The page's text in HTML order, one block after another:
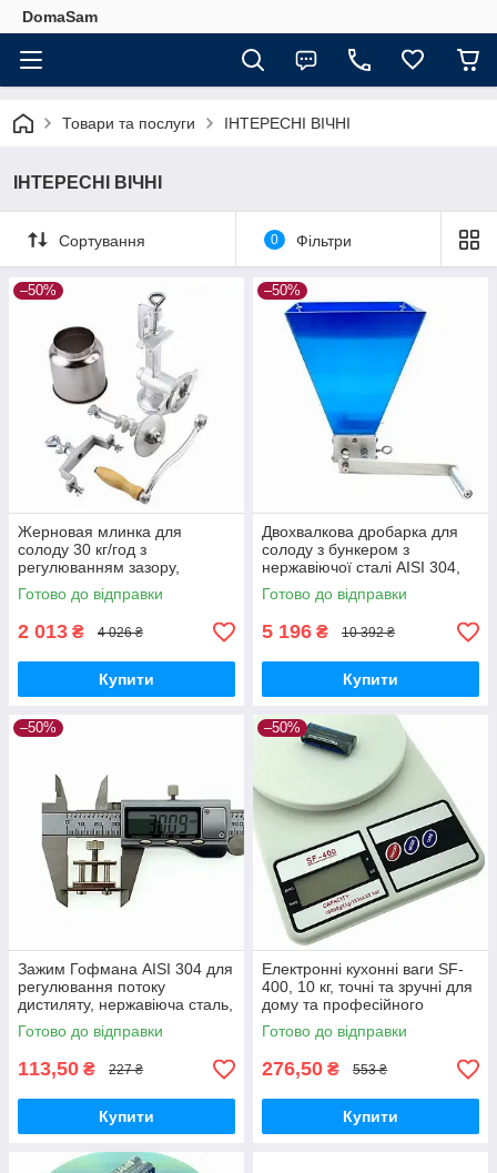
DomaSam
Товари та послуги ІНТЕРЕСНІ ВІЧНІ
ІНТЕРЕСНІ ВІЧНІ
Сортування 0 Фільтри
–50%
Жерновая млинка для
солоду 30 кг/год з
регулюванням зазору,
чавунна, ідеальна для
домашнього пивоваріння
Готово до відправки
2 013 ₴ 4 026 ₴
Купити
–50%
Двохвалкова дробарка для
солоду з бункером з
нержавіючої сталі AISI 304,
регульована, компактна
Готово до відправки
5 196 ₴ 10 392 ₴
Купити
–50%
Зажим Гофмана AISI 304 для
регулювання потоку
дистиляту, нержавіюча сталь,
висока якість, 100% харчовий
стандарт
Готово до відправки
113,50 ₴ 227 ₴
Купити
–50%
Електронні кухонні ваги SF-
400, 10 кг, точні та зручні для
дому та професійного
використання
Готово до відправки
276,50 ₴ 553 ₴
Купити